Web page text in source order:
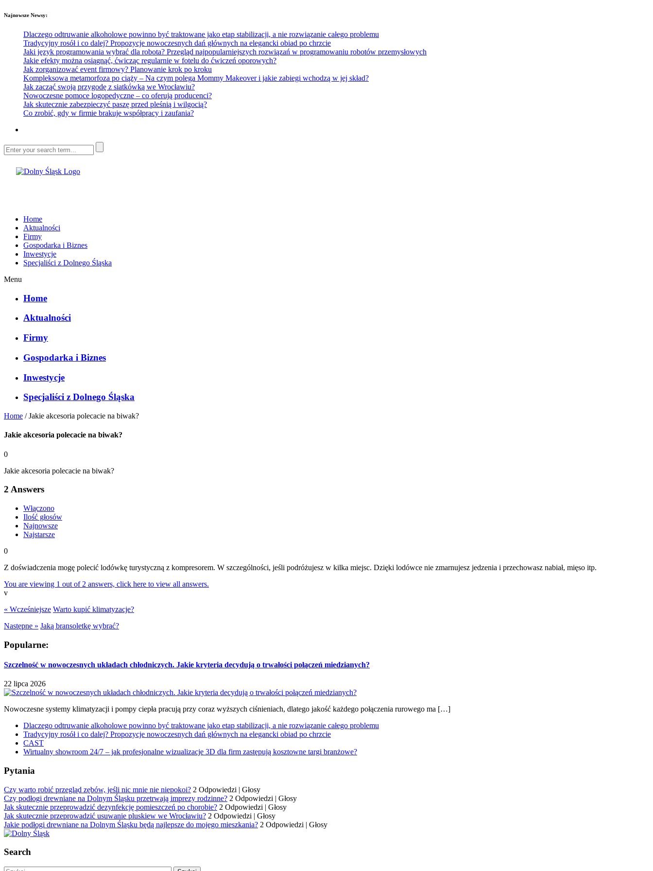
Najnowsze Newsy:
Dlaczego odtruwanie alkoholowe powinno być traktowane jako etap stabilizacji, a nie rozwiązanie całego problemu
Tradycyjny rosół i co dalej? Propozycje nowoczesnych dań głównych na elegancki obiad po chrzcie
Jaki język programowania wybrać dla robota? Przegląd najpopularniejszych rozwiązań w programowaniu robotów przemysłowych
Jakie efekty można osiągnąć, ćwicząc regularnie w fotelu do ćwiczeń oporowych?
Jak zorganizować event firmowy? Planowanie krok po kroku
Kompleksowa metamorfoza po ciąży – Na czym polega Mommy Makeover i jakie zabiegi wchodzą w jej skład?
Jak zacząć swoją przygodę z siatkówką we Wrocławiu?
Nowoczesne pomoce logopedyczne – co oferują producenci?
Jak skutecznie zabezpieczyć paszę przed pleśnią i wilgocią?
Co zrobić, gdy w firmie brakuje współpracy i zaufania?
Home
Aktualności
Firmy
Gospodarka i Biznes
Inwestycje
Specjaliści z Dolnego Śląska
Menu
Home
Aktualności
Firmy
Gospodarka i Biznes
Inwestycje
Specjaliści z Dolnego Śląska
Home /Jakie akcesoria polecacie na biwak?
Jakie akcesoria polecacie na biwak?
0
Jakie akcesoria polecacie na biwak?
2 Answers
Włączono
Ilość głosów
Najnowsze
Najstarsze
0
Z doświadczenia mogę polecić lodówkę turystyczną z kompresorem. W szczególności, jeśli podróżujesz w kilka miejsc. Dzięki lodówce nie zmarnujesz jedzenia i przechowasz nabiał, mięso itp.
You are viewing 1 out of 2 answers, click here to view all answers.
v
« Wcześniejsze Warto kupić klimatyzacje?
Następne » Jaką bransoletkę wybrać?
Popularne:
Szczelność w nowoczesnych układach chłodniczych. Jakie kryteria decydują o trwałości połączeń miedzianych?
22 lipca 2026
Nowoczesne systemy klimatyzacji i pompy ciepła pracują przy coraz wyższych ciśnieniach, dlatego jakość każdego połączenia rurowego ma […]
Dlaczego odtruwanie alkoholowe powinno być traktowane jako etap stabilizacji, a nie rozwiązanie całego problemu
Tradycyjny rosół i co dalej? Propozycje nowoczesnych dań głównych na elegancki obiad po chrzcie
CAST
Wirtualny showroom 24/7 – jak profesjonalne wizualizacje 3D dla firm zastępują kosztowne targi branżowe?
Pytania
Czy warto robić przegląd zębów, jeśli nic mnie nie niepokoi? 2 Odpowiedzi | Głosy
Czy podłogi drewniane na Dolnym Śląsku przetrwają imprezy rodzinne? 2 Odpowiedzi | Głosy
Jak skutecznie przeprowadzić dezynfekcję pomieszczeń po chorobie? 2 Odpowiedzi | Głosy
Jak skutecznie przeprowadzić usuwanie pluskiew we Wrocławiu? 2 Odpowiedzi | Głosy
Jakie podłogi drewniane na Dolnym Śląsku będą najlepsze do mojego mieszkania? 2 Odpowiedzi | Głosy
Search